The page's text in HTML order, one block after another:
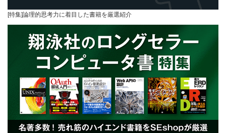
[特集]論理的思考力に着目した書籍を厳選紹介